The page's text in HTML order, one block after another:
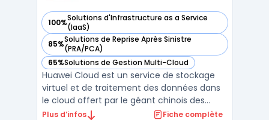
100%Solutions d'Infrastructure as a Service
(IaaS)
— voir Huawei Cloud dans cette catégorie
85%Solutions de Reprise Après Sinistre
(PRA/PCA)
— voir Huawei Cloud dans cette catégorie
65%Solutions de Gestion Multi-Cloud
— voir Huawei Cloud dans cette catégorie
Huawei Cloud est un service de stockage
virtuel et de traitement des données dans
le cloud offert par le géant chinois des
télécommunications, Huawei Technologies.
Plus d’infos Fiche complète